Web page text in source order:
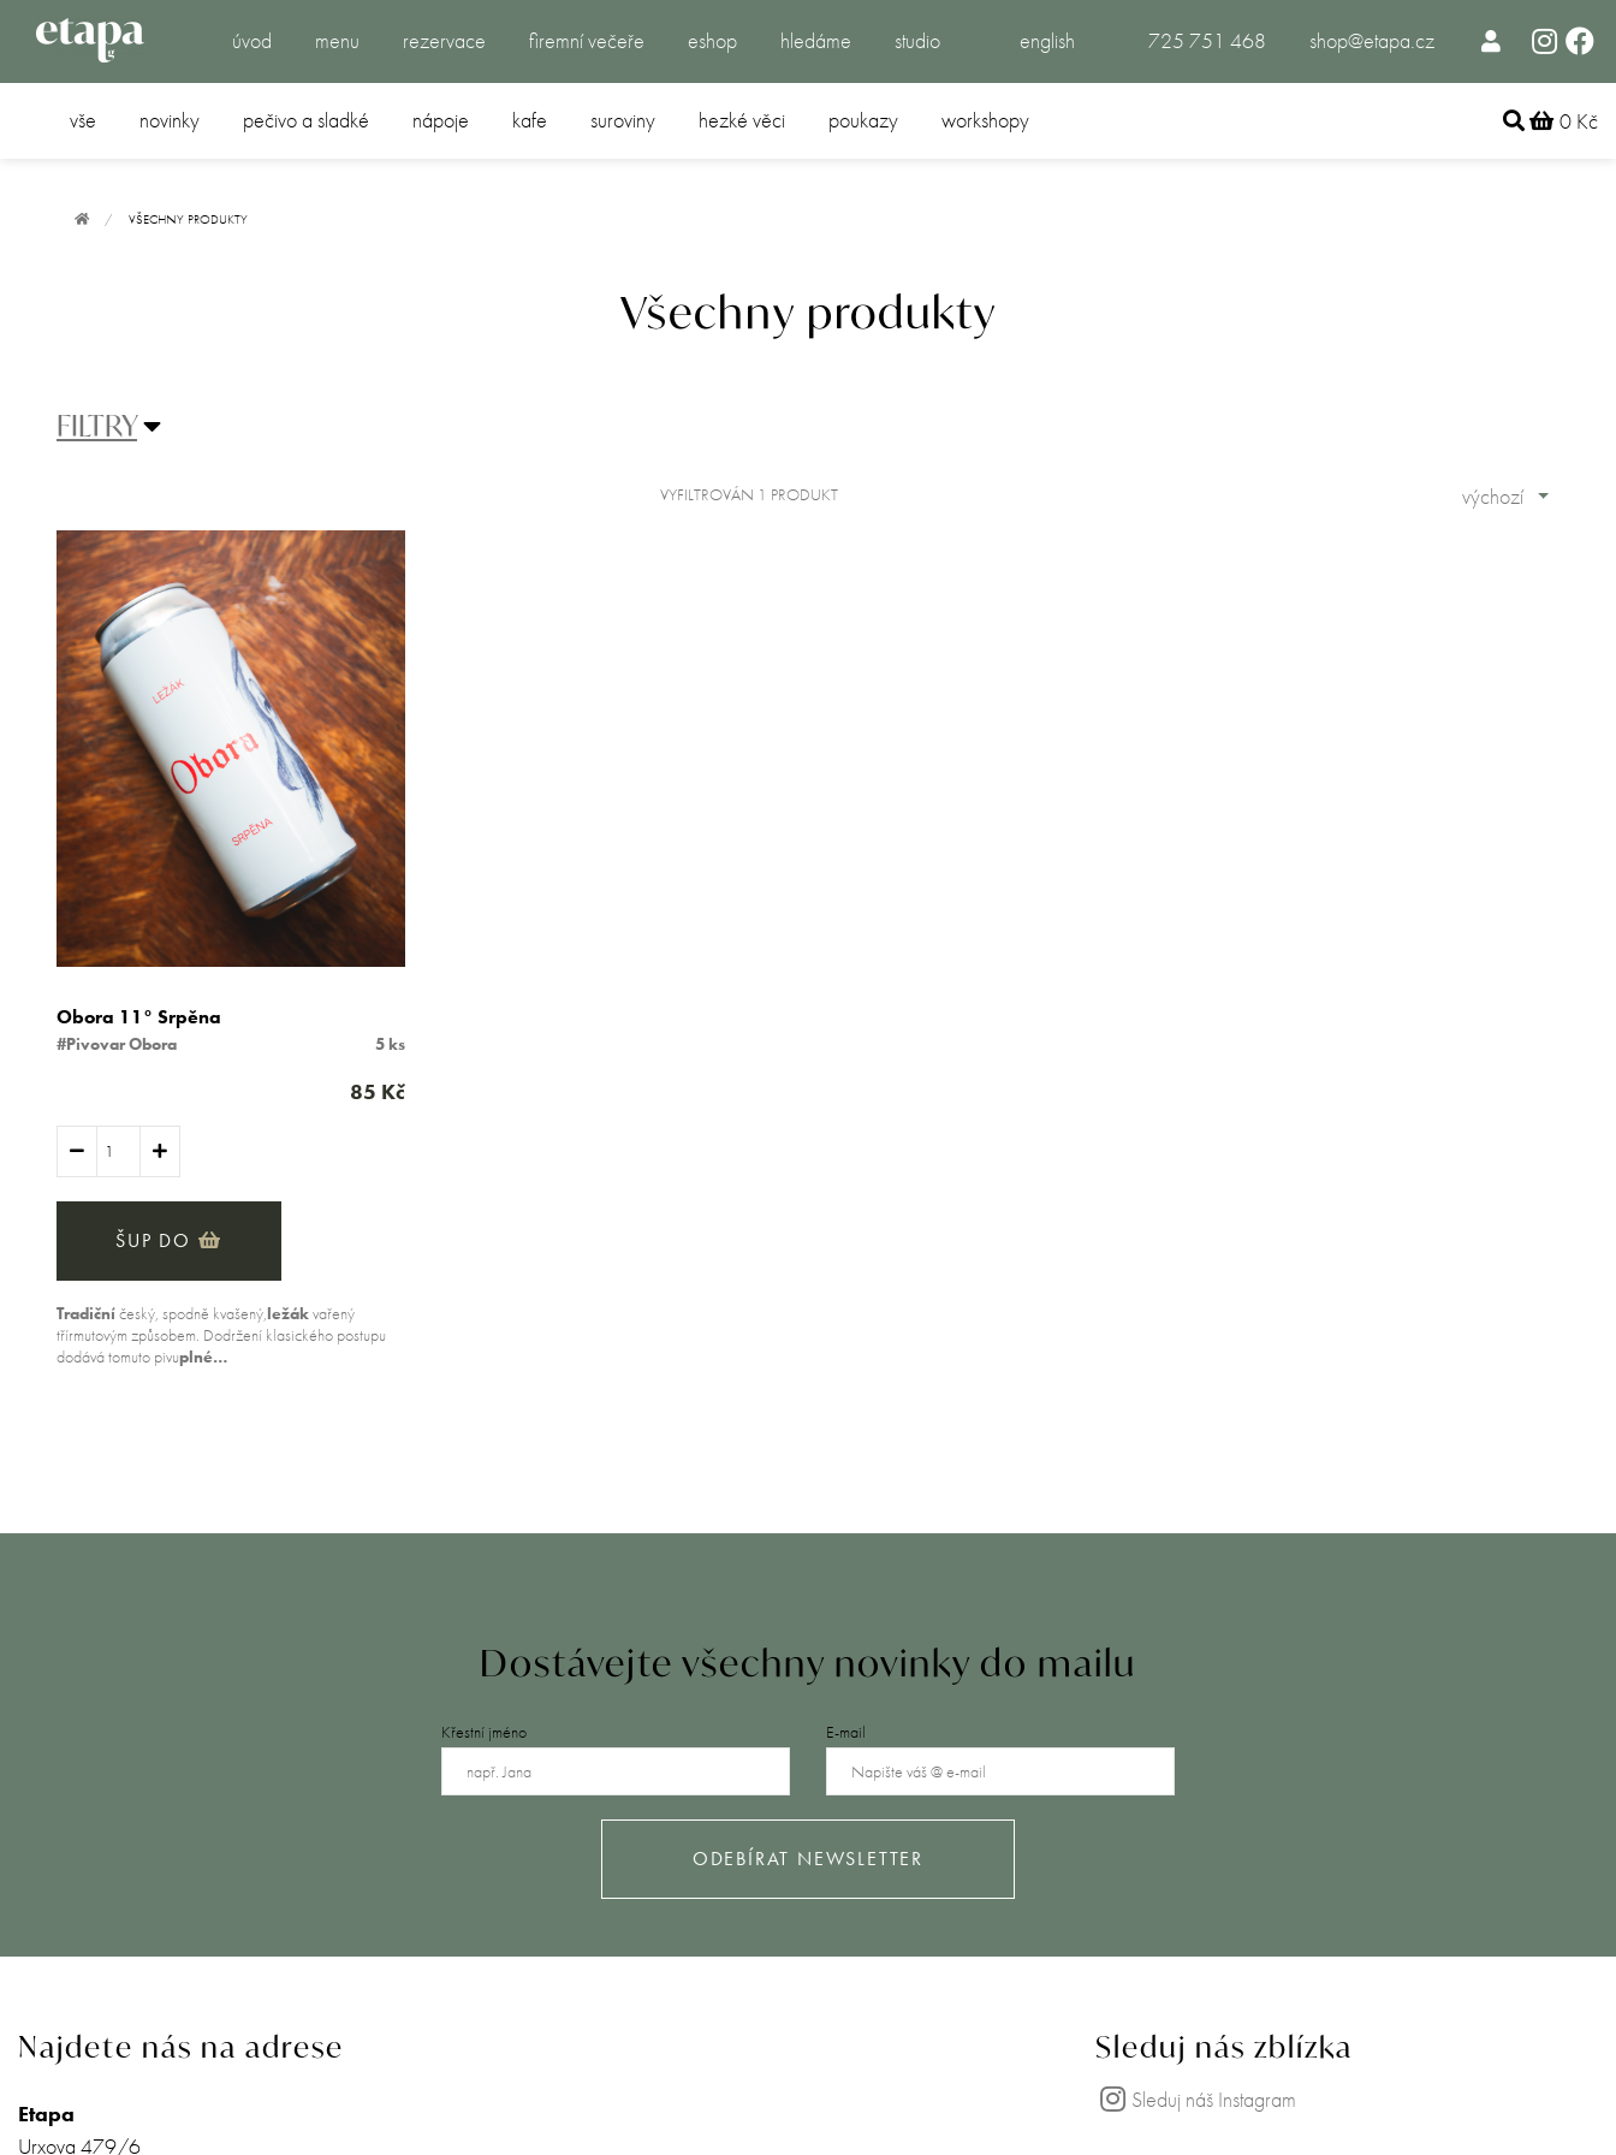
úvod menu rezervace firemní večeře eshop hledáme studio english 725 751 468 shop@etapa.cz
vše novinky pečivo a sladké nápoje kafe suroviny hezké věci poukazy workshopy 0 Kč
VŠECHNY PRODUKTY
Všechny produkty
FILTRY
VYFILTROVÁN 1 PRODUKT výchozí
Obora 11° Srpěna
#Pivovar Obora 5 ks
85 Kč
ŠUP DO
Tradičníčeský, spodně kvašený, ležákvařený
třírmutovým způsobem. Dodržení klasického postupu
dodává tomuto pivuplné…
Dostávejte všechny novinky do mailu
Křestní jméno E-mail
ODEBÍRAT NEWSLETTER
Najdete nás na adrese
Etapa
Urxova 479/6
Sleduj nás zblízka
Sleduj náš Instagram